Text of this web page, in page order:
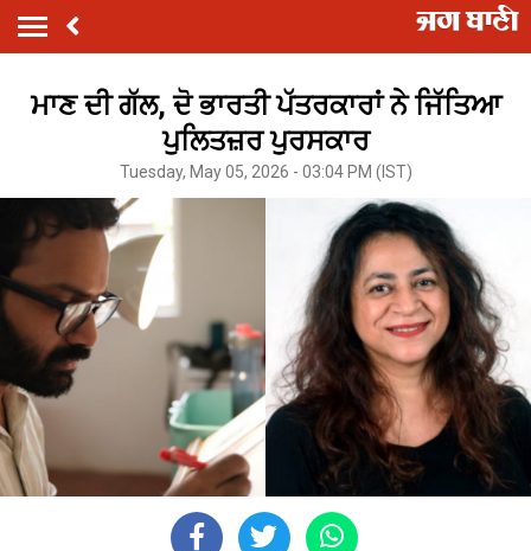
ਮਾਣ ਦੀ ਗੱਲ, ਦੋ ਭਾਰਤੀ ਪੱਤਰਕਾਰਾਂ ਨੇ ਜਿੱਤਿਆ
ਪੁਲਿਤਜ਼ਰ ਪੁਰਸਕਾਰ
Tuesday, May 05, 2026 - 03:04 PM (IST)